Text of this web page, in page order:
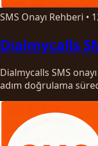
SMS Onayı Rehberi •
Dialmycalls
Dialmycalls SMS
adım doğrulama